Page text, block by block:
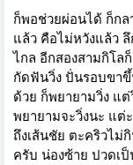
ก็พอช่วยผ่อนได้ ก็กล
แล้ว คือไม่หวังแล้ว
ไกล อีกสองสามกิโล
กัดฟันวิ่ง ปั่นรอบขา
ด้วย ก็พยายามวิ่ง แ
พยายามจะวิ่งนะ แ
ถึงเส้นชัย ตะคริวไม่
ครับ น่องซ้าย ปวดเป็